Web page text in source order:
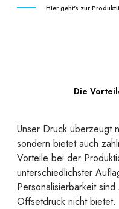
Hier geht's zur
Die
Unser Druck überzeugt
sondern bietet auch
Vorteile bei der
unterschiedlichster
Personalisierbarkeit
Offsetdruck nicht bietet.